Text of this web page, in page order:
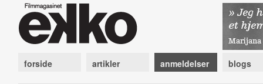
forside artikler anmeldelser blogs